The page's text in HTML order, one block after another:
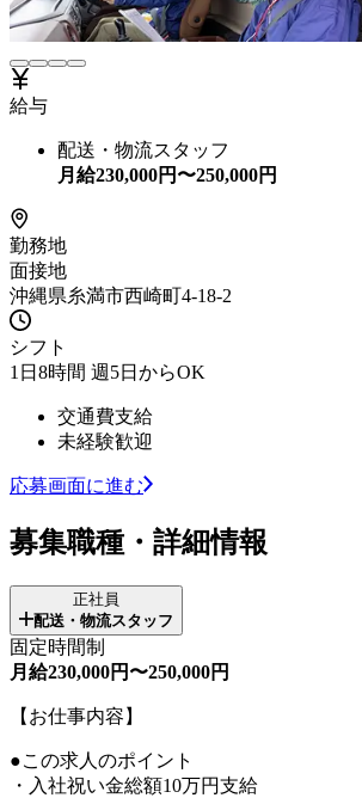
給与
配送・物流スタッフ
月給230,000円〜250,000円
勤務地
面接地
沖縄県糸満市西崎町4-18-2
シフト
1日8時間 週5日からOK
交通費支給
未経験歓迎
応募画面に進む
募集職種・詳細情報
正社員
配送・物流スタッフ
固定時間制
月給230,000円〜250,000円
【お仕事内容】
●この求人のポイント
・入社祝い金総額10万円支給